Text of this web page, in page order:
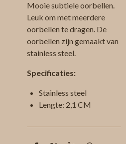
Mooie subtiele oorbellen.
Leuk om met meerdere
oorbellen te dragen. De
oorbellen zijn gemaakt van
stainless steel.
Specificaties:
Stainless steel
Lengte: 2,1 CM